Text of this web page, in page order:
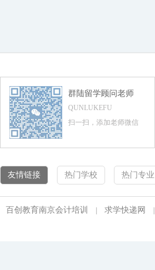
群陆留学顾问老师
QUNLUKEFU
扫一扫，添加老师微信
友情链接 热门学校 热门专业
百创教育南京会计培训 | 求学快递网 |